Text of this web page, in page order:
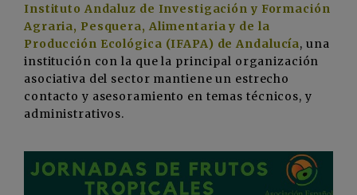
Instituto Andaluz de Investigación y Formación
Agraria, Pesquera, Alimentaria y de la
Producción Ecológica (IFAPA) de Andalucía, una
institución con la que la principal organización
asociativa del sector mantiene un estrecho
contacto y asesoramiento en temas técnicos, y
administrativos.